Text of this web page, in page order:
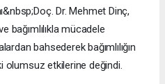
Dr. Mehmet Dinç,
bağımlılıkla mücadele
bahsederek bağımlılığın
olumsuz etkilerine değindi.